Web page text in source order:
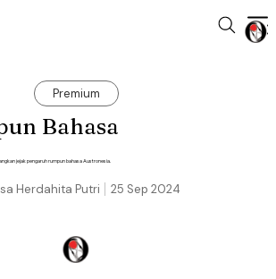
Premium
Bahasa
jejak pengaruh rumpun bahasa Austronesia.
25 Sep 2024
Herdahita Putri